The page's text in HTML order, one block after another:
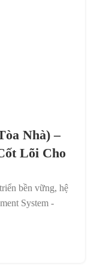
Nhà) –
Lõi Cho
bền vững, hệ
System -